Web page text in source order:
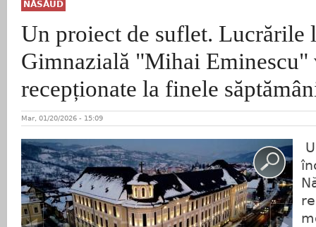
NĂSĂUD
Un proiect de suflet. Lucrările
Gimnazială "Mihai
recepționate la finele
Mar, 01/20/2026 - 15:09